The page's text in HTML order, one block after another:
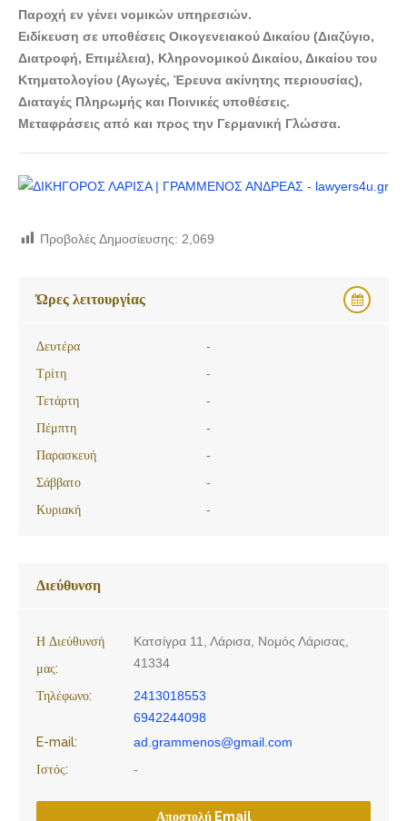
Παροχή εν γένει νομικών υπηρεσιών.
Ειδίκευση σε υποθέσεις Οικογενειακού Δικαίου (Διαζύγιο,
Διατροφή, Επιμέλεια), Κληρονομικού Δικαίου, Δικαίου του
Κτηματολογίου (Αγωγές, Έρευνα ακίνητης περιουσίας),
Διαταγές Πληρωμής και Ποινικές υποθέσεις.
Μεταφράσεις από και προς την Γερμανική Γλώσσα.
Προβολές Δημοσίευσης: 2,069
Ώρες λειτουργίας
Δευτέρα
-
Τρίτη
-
Τετάρτη
-
Πέμπτη
-
Παρασκευή
-
Σάββατο
-
Κυριακή
-
Διεύθυνση
Η Διεύθυνσή
μας:
Κατσίγρα 11, Λάρισα, Νομός Λάρισας,
41334
Τηλέφωνο:
2413018553
6942244098
E-mail:
ad.grammenos@gmail.com
Ιστός:
-
Αποστολή Email